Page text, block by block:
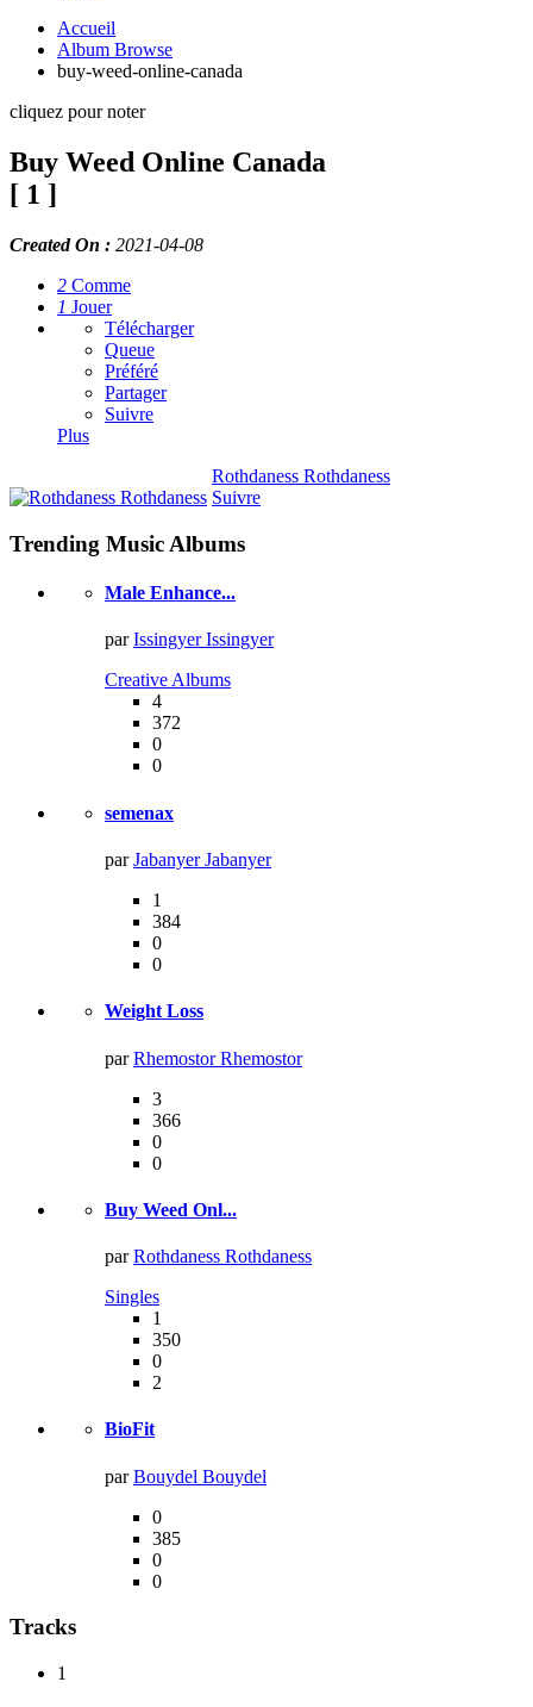
Accueil
Album Browse
buy-weed-online-canada
cliquez pour noter
Buy Weed Online Canada
[ 1 ]
Created On : 2021-04-08
2 Comme
1 Jouer
Télécharger
Queue
Préféré
Partager
Suivre
Plus
Rothdaness Rothdaness
Suivre
Trending Music Albums
Male Enhance...
parIssingyer Issingyer
Creative Albums‎
4
372
0
0
semenax
parJabanyer Jabanyer
1
384
0
0
Weight Loss
parRhemostor Rhemostor
3
366
0
0
Buy Weed Onl...
parRothdaness Rothdaness
Singles
1
350
0
2
BioFit
parBouydel Bouydel
0
385
0
0
Tracks
1